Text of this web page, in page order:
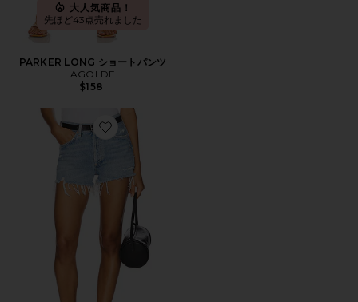
大人気商品！
先ほど43点売れました
PARKER LONG ショートパンツ
AGOLDE
$158
Favorite PARKER ビンテージカットオフショートパンツ